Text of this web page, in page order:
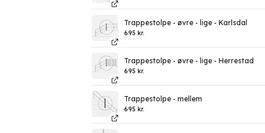
Trappestolpe - øvre - lige - Karlsdal
695 kr.
Trappestolpe - øvre - lige - Herrestad
695 kr.
Trappestolpe - mellem
695 kr.